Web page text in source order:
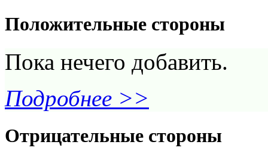
Положительные стороны
Пока нечего добавить.
Подробнее >>
Отрицательные стороны